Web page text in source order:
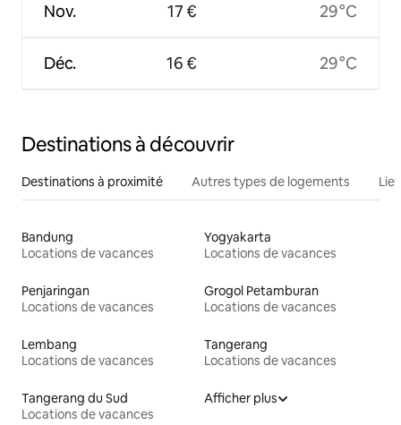
Nov.
Déc.
17 €
16 €
29 °C
29 °C
Destinations à découvrir
Destinations à proximité Autres types de logements
Bandung
Locations de vacances
Yogyakarta
Locations de vacances
Penjaringan
Locations de vacances
Grogol Petamburan
Locations de vacances
Lembang
Locations de vacances
Tangerang
Locations de vacances
Tangerang du Sud
Locations de vacances
Afficher plus